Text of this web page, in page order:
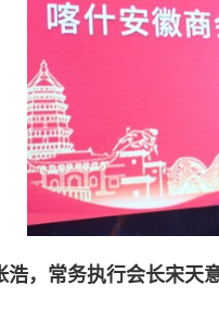
浩，常务执行会长宋天